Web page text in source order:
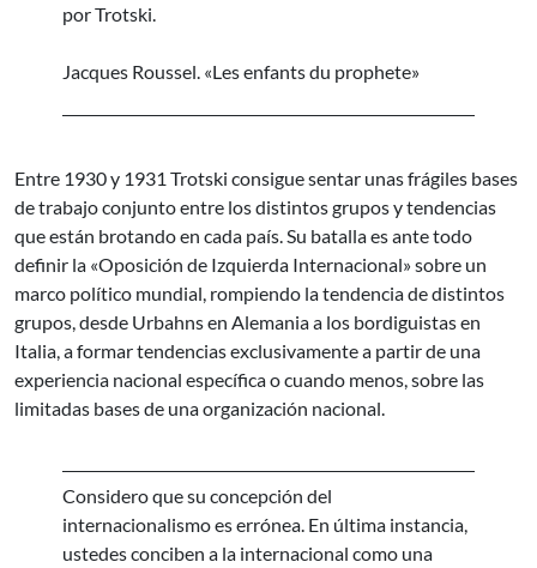
por Trotski.
Jacques Roussel. «Les enfants du prophete»
Entre 1930 y 1931 Trotski consigue sentar unas frágiles bases
de trabajo conjunto entre los distintos grupos y tendencias
que están brotando en cada país. Su batalla es ante todo
definir la «Oposición de Izquierda Internacional» sobre un
marco político mundial, rompiendo la tendencia de distintos
grupos, desde Urbahns en Alemania a los bordiguistas en
Italia, a formar tendencias exclusivamente a partir de una
experiencia nacional específica o cuando menos, sobre las
limitadas bases de una organización nacional.
Considero que su concepción del
internacionalismo es errónea. En última instancia,
ustedes conciben a la internacional como una